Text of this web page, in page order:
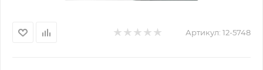
Артикул: 12-5748